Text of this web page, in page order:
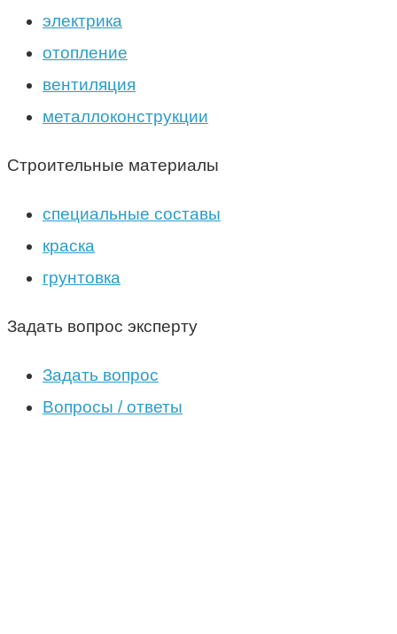
электрика
отопление
вентиляция
металлоконструкции
Строительные материалы
специальные составы
краска
грунтовка
Задать вопрос эксперту
Задать вопрос
Вопросы / ответы